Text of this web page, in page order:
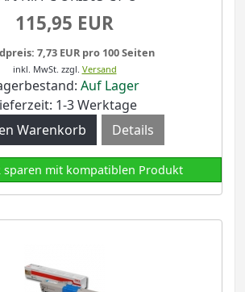
115,95 EUR
7,73 EUR pro 100 Seiten
inkl. MwSt. zzgl. Versand
Auf Lager
1-3 Werktage
Details
sparen mit kompatiblen Produkt